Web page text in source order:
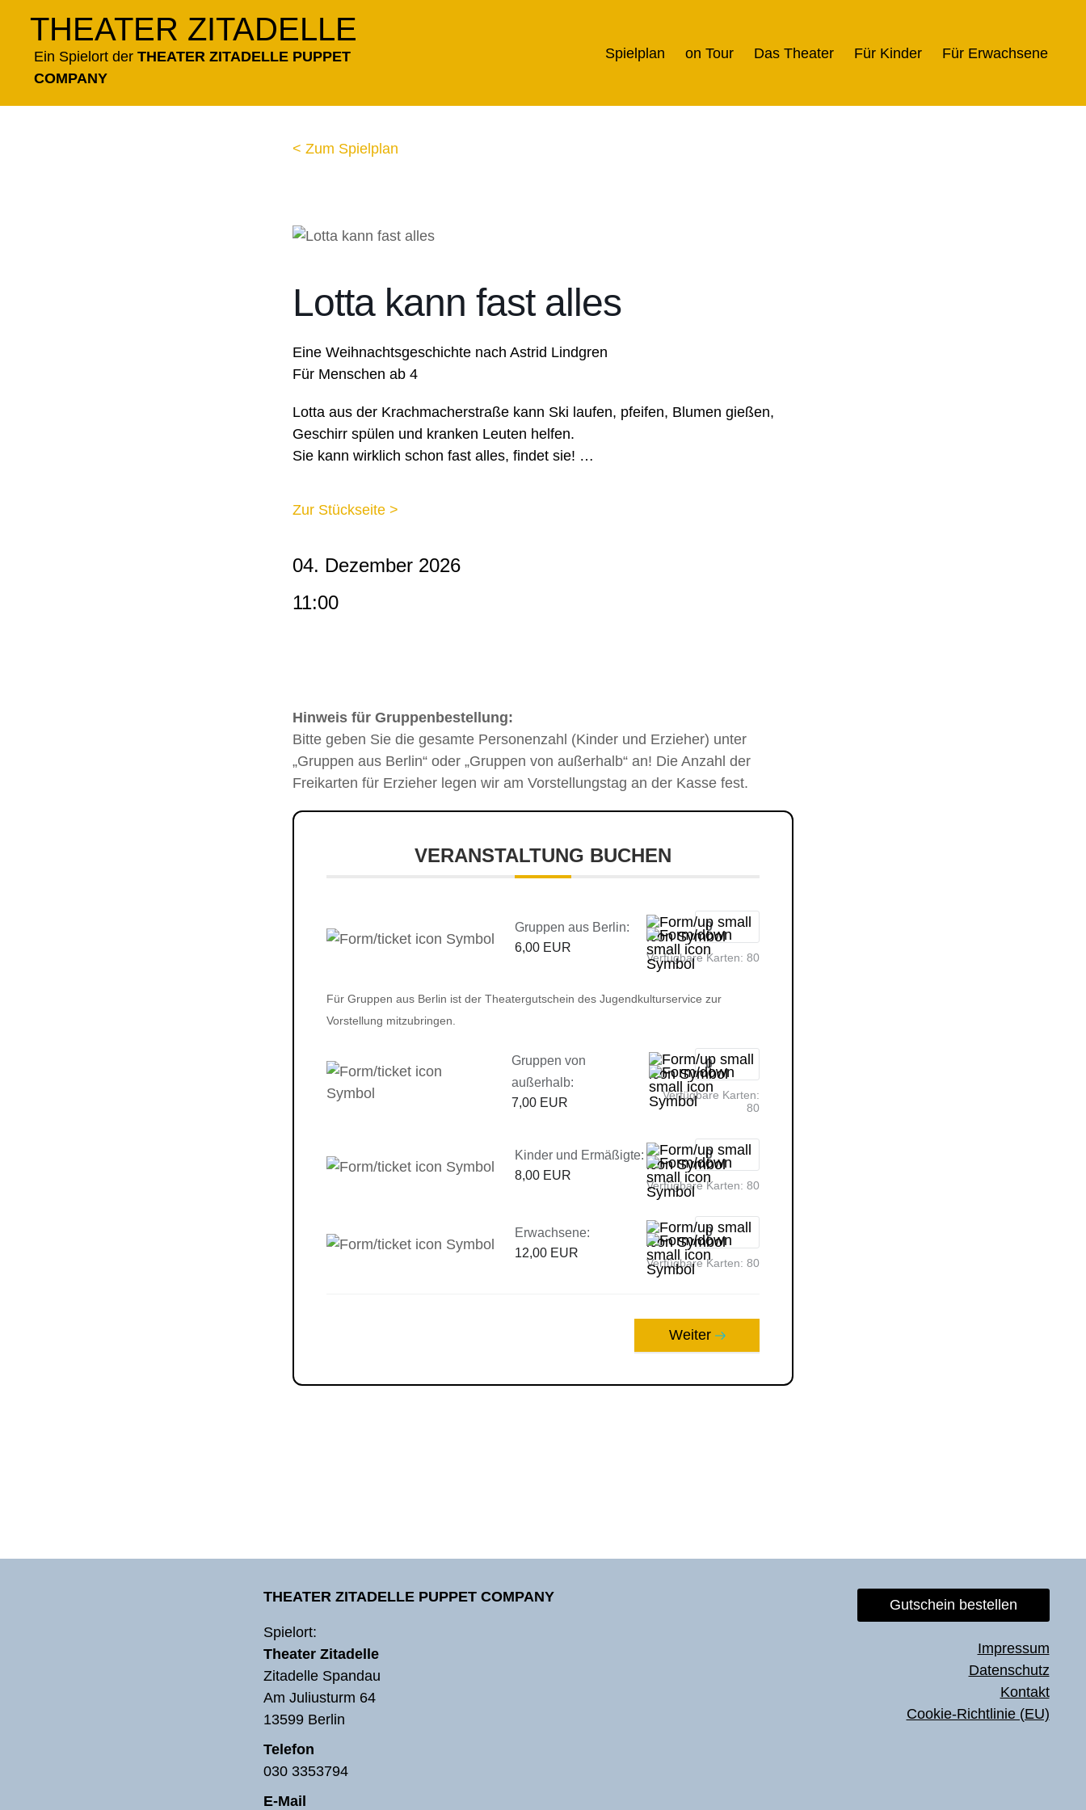
springen
THEATER ZITADELLE
Ein Spielort der THEATER ZITADELLE PUPPET
COMPANY
Spielplan on Tour Das Theater Für Kinder Für Erwachsene
< Zum Spielplan
Lotta kann fast alles
Eine Weihnachtsgeschichte nach Astrid Lindgren
Für Menschen ab 4
Lotta aus der Krachmacherstraße kann Ski laufen, pfeifen, Blumen gießen,
Geschirr spülen und kranken Leuten helfen.
Sie kann wirklich schon fast alles, findet sie! …
Zur Stückseite >
04. Dezember 2026
11:00
Hinweis für Gruppenbestellung:
Bitte geben Sie die gesamte Personenzahl (Kinder und Erzieher) unter
„Gruppen aus Berlin“ oder „Gruppen von außerhalb“ an! Die Anzahl der
Freikarten für Erzieher legen wir am Vorstellungstag an der Kasse fest.
VERANSTALTUNG BUCHEN
Gruppen aus Berlin:
6,00 EUR
Verfügbare Karten: 80
Für Gruppen aus Berlin ist der Theatergutschein des Jugendkulturservice zur
Vorstellung mitzubringen.
Gruppen von
außerhalb:
7,00 EUR
Verfügbare Karten:
80
Kinder und Ermäßigte:
8,00 EUR
Verfügbare Karten: 80
Erwachsene:
12,00 EUR
Verfügbare Karten: 80
Weiter
THEATER ZITADELLE PUPPET COMPANY
Spielort:
Theater Zitadelle
Zitadelle Spandau
Am Juliusturm 64
13599 Berlin
Telefon
030 3353794
E-Mail
Gutschein bestellen
Impressum
Datenschutz
Kontakt
Cookie-Richtlinie (EU)